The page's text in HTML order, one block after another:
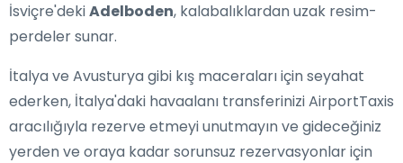
İsviçre'dekiAdelboden, kalabalıklardan uzak resim-
perdeler sunar.
İtalya ve Avusturya gibi kış maceraları için seyahat
ederken, İtalya'daki havaalanı transferinizi AirportTaxis
aracılığıyla rezerve etmeyi unutmayın ve gideceğiniz
yerden ve oraya kadar sorunsuz rezervasyonlar için